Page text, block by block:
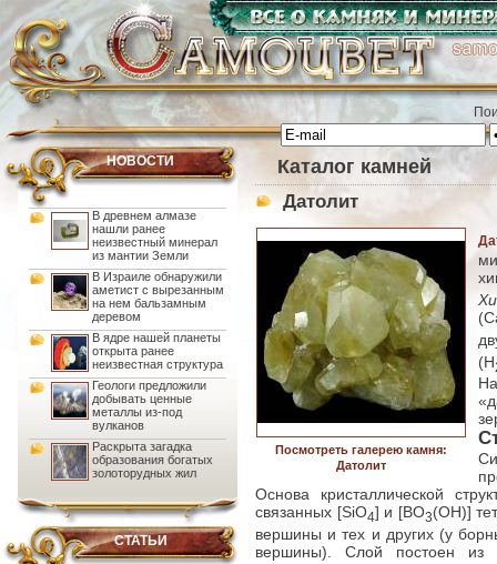
НОВОСТИ
В древнем алмазе
нашли ранее
неизвестный минерал
из мантии Земли
В Израиле обнаружили
аметист с вырезанным
на нем бальзамным
деревом
В ядре нашей планеты
открыта ранее
неизвестная структура
Геологи предложили
добывать ценные
металлы из-под
вулканов
Раскрыта загадка
образования богатых
золоторудных жил
СТАТЬИ
Каталог камней
Датолит
Посмотреть галерею камня:
Датолит
(Н
Основа кристаллической
связанных [SiO4] и [BO3(OH)]
вершины и тех и других (у
вершины). Слой постоен из